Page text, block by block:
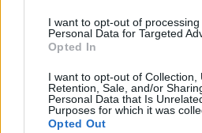
I want to opt-out of processing
Personal Data for Targeted
Opted In
I want to opt-out of Collection,
Retention, Sale, and/or
Personal Data that Is
Purposes for which it was
Opted Out
A magyar pavilon a modern,
kultúrával rendelkező